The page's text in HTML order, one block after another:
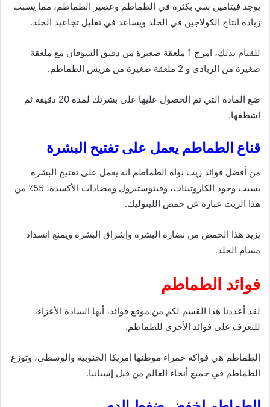
يوجد فيتامين سي بكثرة في الطماطم وعصير الطماطم، مما يسبب
زيادة انتاج الكولاجين في الجلد ويساعد في تقليل تجاعيد الجلد.
للقيام بذلك، امزج 1 ملعقة صغيرة من دقيق الشوفان مع ملعقة
صغيرة من الزبادي و 2 ملعقة صغيرة من هريس الطماطم.
ضع المادة التي تم الحصول عليها على بشرتك لمدة 20 دقيقة ثم
اشطفها.
قناع الطماطم يعمل على تفتيح البشرة
من أفضل فوائد زيت نواة الطماطم انه يعمل على تفتيح البشرة
بسبب وجود الكاروتينات، وفيتوستيرول ومضادات الأكسدة، 55٪ من
هذا الزيت عبارة عن حمض اللينوليك.
يزيد هذا الحمض من نضارة البشرة وإشراق البشرة ويمنع انسداد
مسام الجلد.
فوائد الطماطم
لقد أعددنا هذا القسم لكم من موقع فوائد، أيها السادة الأعزاء،
للتعرف على فوائد الأخرى للطماطم.
الطماطم هي فواكه حمراء موطنها أمريكا الجنوبية والوسطى، وتوزع
الطماطم في جميع أنحاء العالم من قبل إسبانيا.